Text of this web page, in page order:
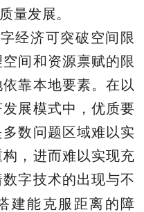
量发展。
经济可突破空间限
间和资源禀赋的限
靠本地要素。在以
展模式中，优质要
数问题区域难以实
，进而难以实现充
字技术的出现与不
建能克服距离的障